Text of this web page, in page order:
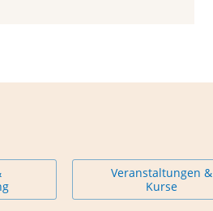
Veranstaltungen &
Kurse